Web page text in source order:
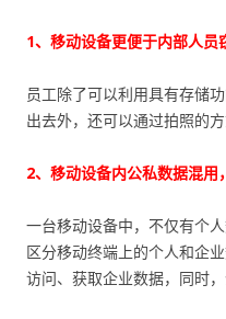
1、移动设备更便于内部人员
员工除了可以利用具有存储
出去外，还可以通过拍照的方
2、移动设备内公私数据混用
一台移动设备中，不仅有个
区分移动终端上的个人和企
访问、获取企业数据，同时